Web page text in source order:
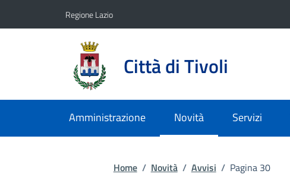
Regione Lazio
Città di Tivoli
Amministrazione Novità Servizi
Home / Novità / Avvisi / Pagina 30